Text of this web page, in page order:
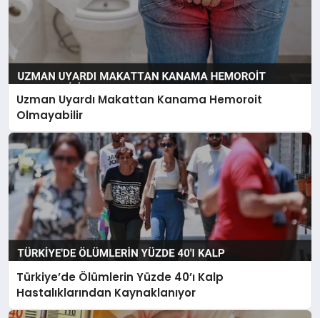
Uzman Uyardı Makattan Kanama Hemoroit
Olmayabilir
Türkiye’de Ölümlerin Yüzde 40’ı Kalp
Hastalıklarından Kaynaklanıyor